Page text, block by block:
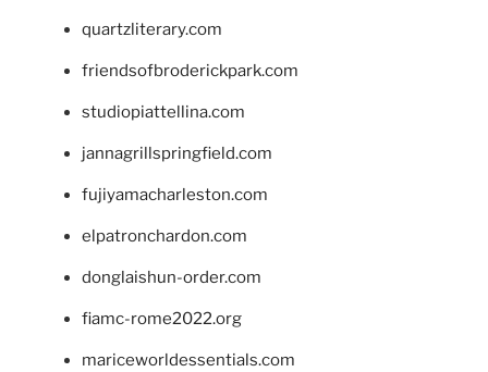
quartzliterary.com
friendsofbroderickpark.com
studiopiattellina.com
jannagrillspringfield.com
fujiyamacharleston.com
elpatronchardon.com
donglaishun-order.com
fiamc-rome2022.org
mariceworldessentials.com